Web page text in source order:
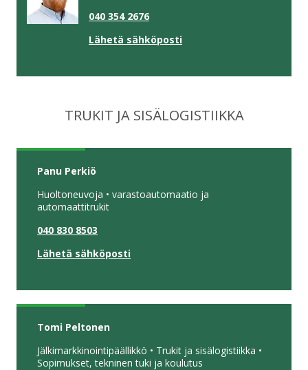
040 354 2676
Lähetä sähköposti
TRUKIT JA SISÄLOGISTIIKKA
Panu Perkiö
Huoltoneuvoja • varastoautomaatio ja
automaattitrukit
040 830 8503
Lähetä sähköposti
Tomi Peltonen
Jälkimarkkinointipäällikkö • Trukit ja sisälogistiikka •
Sopimukset, tekninen tuki ja koulutus